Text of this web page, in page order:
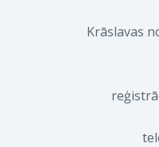
Krāslavas